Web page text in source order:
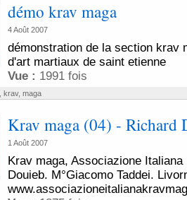
démo krav maga
4 Août 2007
démonstration de la section krav
d'art martiaux de saint etienne
Vue : 1991 fois
krav, maga
Krav maga (04) - Richard
1 Août 2007
Krav maga, Associazione
Douieb. M°Giacomo Taddei.